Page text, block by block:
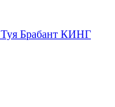
Туя Брабант КИНГ